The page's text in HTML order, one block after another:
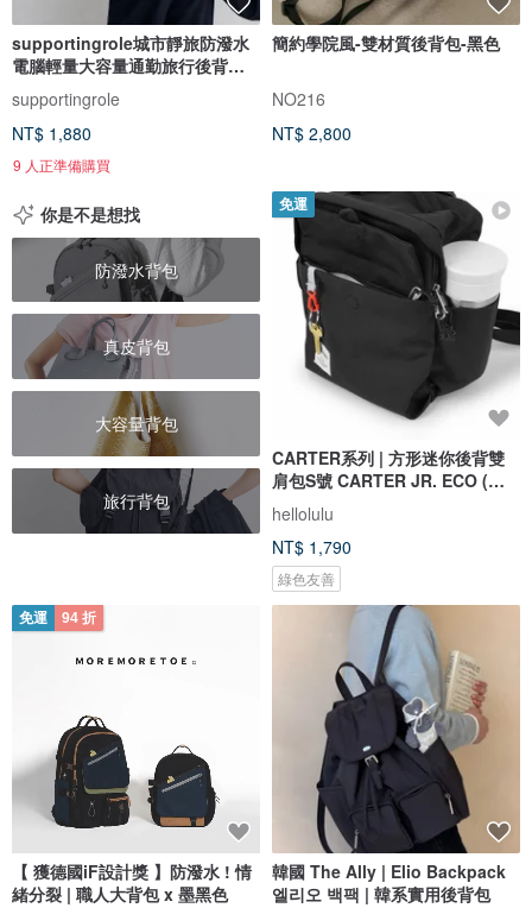
supportingrole城市靜旅防潑水
電腦輕量大容量通勤旅行後背包
supportingrole
NT$ 1,880
9 人正準備購買
簡約學院風-雙材質後背包-黑色
NO216
NT$ 2,800
你是不是想找
防潑水背包
真皮背包
大容量背包
旅行背包
免運
CARTER系列 | 方形迷你後背雙
肩包S號 CARTER JR. ECO (暗
黑)
hellolulu
NT$ 1,790
綠色友善
免運 94 折
【 獲德國iF設計獎 】防潑水 ! 情
緒分裂 | 職人大背包 x 墨黑色
韓國 The Ally | Elio Backpack
엘리오 백팩 | 韓系實用後背包